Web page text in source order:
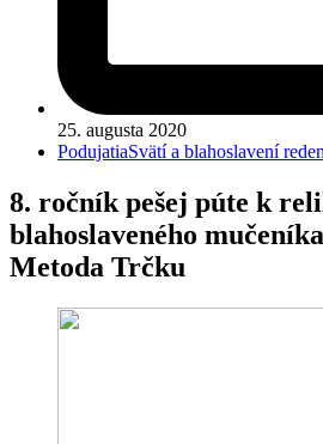
25. augusta 2020
PodujatiaSvätí a blahoslavení
8. ročník pešej púte k
blahoslaveného
Metoda Trčku